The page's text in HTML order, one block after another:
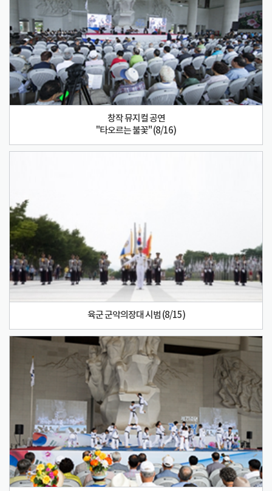
창작 뮤지컬 공연
"타오르는 불꽃" (8/16)
육군 군악의장대 시범 (8/15)